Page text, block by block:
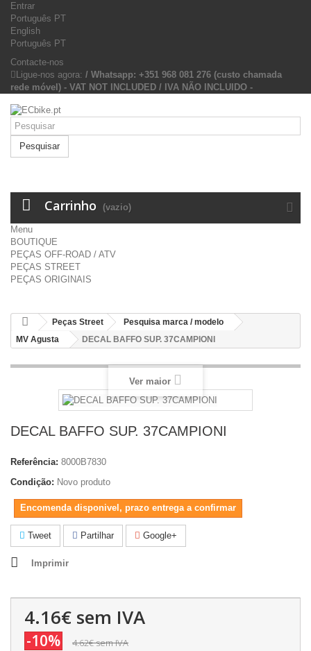
Entrar
Português PT
English
Português PT
Contacte-nos
Ligue-nos agora: / Whatsapp: +351 968 081 276 (custo chamada
rede móvel) - VAT NOT INCLUDED / IVA NÃO INCLUIDO -
Pesquisar
Carrinho (vazio)
Menu
BOUTIQUE
PEÇAS OFF-ROAD / ATV
PEÇAS STREET
PEÇAS ORIGINAIS
Peças Street
Pesquisa marca / modelo
MV Agusta
DECAL BAFFO SUP. 37CAMPIONI
Ver maior
DECAL BAFFO SUP. 37CAMPIONI
Referência: 8000B7830
Condição: Novo produto
Encomenda disponivel, prazo entrega a confirmar
Tweet Partilhar Google+
Imprimir
4.16€ sem IVA
-10% 4.62€sem IVA